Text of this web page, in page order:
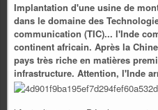
Implantation d'une usine de
dans le domaine des
communication (TIC)... l'Inde
continent africain. Après la
pays très riche en matières
infrastructure. Attention, l'Inde